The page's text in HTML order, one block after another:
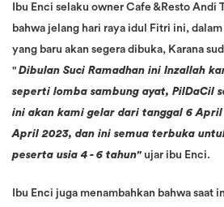
Ibu Enci selaku owner Cafe &Resto Andi
bahwa jelang hari raya idul Fitri ini,
yang baru akan segera dibuka, Karana
" Dibulan Suci Ramadhan ini Inzallah
seperti lomba sambung ayat, PilDaCil
ini akan kami gelar dari tanggal 6 April
April 2023, dan ini semua terbuka
peserta usia 4 - 6 tahun" ujar ibu Enci.
Ibu Enci juga menambahkan bahwa saat